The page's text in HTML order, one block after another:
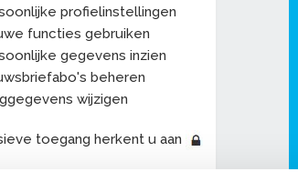
profielinstellingen
functies gebruiken
gegevens inzien
beheren
wijzigen
toegang herkent u aan